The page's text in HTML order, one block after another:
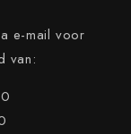
e-mail voor
van: